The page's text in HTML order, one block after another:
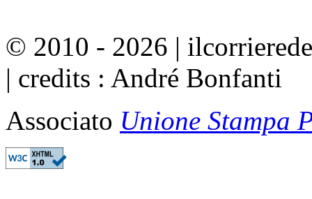
© 2010 - 2026 |
| credits : André Bonfanti
Associato Unione Stampa